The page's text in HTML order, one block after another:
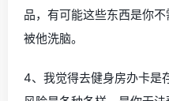
品，有可能这些东西是你
被他洗脑。
4、我觉得去健身房办卡是